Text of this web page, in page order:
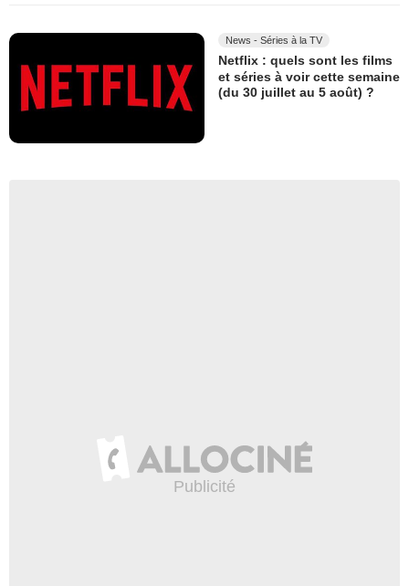
News - Séries à la TV
Netflix : quels sont les films
et séries à voir cette semaine
(du 30 juillet au 5 août) ?